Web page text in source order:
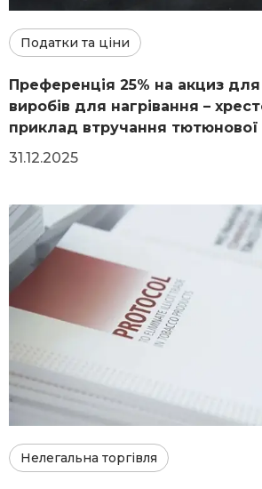
Податки та ціни
Преференція 25% на акциз
виробів для нагрівання –
приклад втручання тютюнової
31.12.2025
Нелегальна торгівля